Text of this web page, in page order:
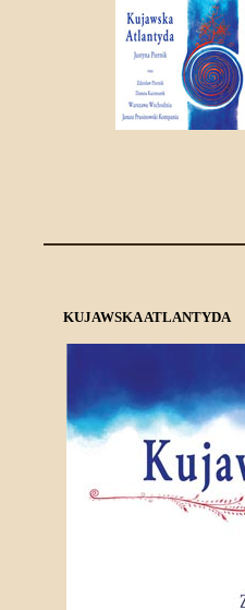
KUJAWSKA ATLANTYDA